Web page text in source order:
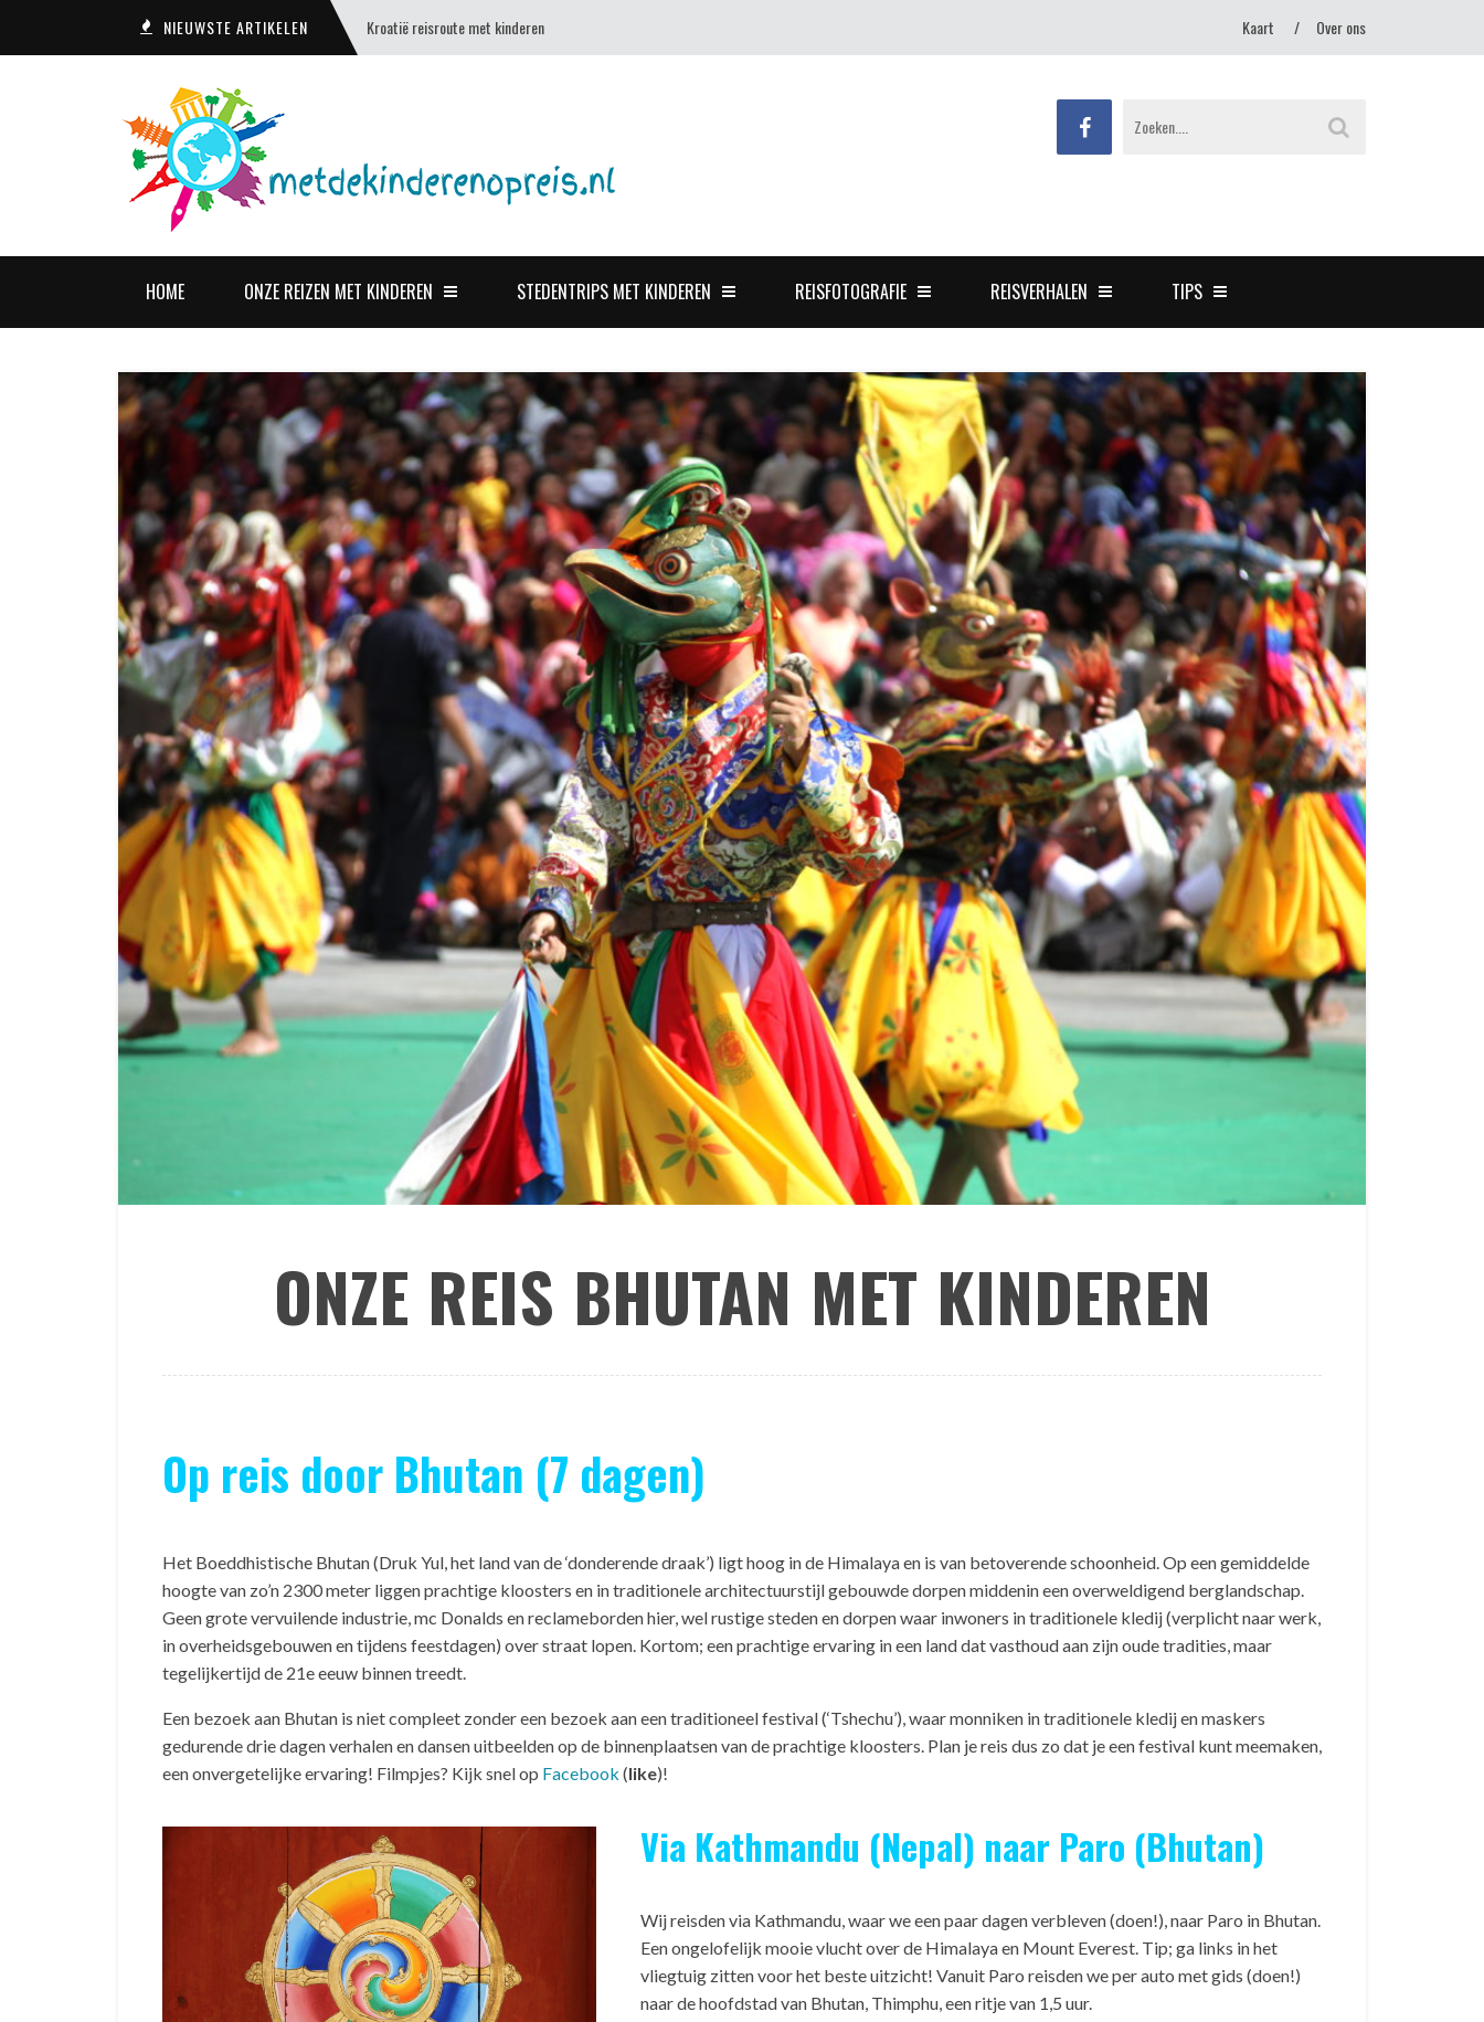
NIEUWSTE ARTIKELEN Kroatië reisroute met kinderen Kaart Over ons
HOME ONZE REIZEN MET KINDEREN STEDENTRIPS MET KINDEREN REISFOTOGRAFIE REISVERHALEN TIPS
ONZE REIS BHUTAN MET KINDEREN
Op reis door Bhutan (7 dagen)
Het Boeddhistische Bhutan (Druk Yul, het land van de ‘donderende draak’) ligt hoog in de Himalaya en is van betoverende schoonheid. Op een gemiddelde
hoogte van zo’n 2300 meter liggen prachtige kloosters en in traditionele architectuurstijl gebouwde dorpen middenin een overweldigend berglandschap.
Geen grote vervuilende industrie, mc Donalds en reclameborden hier, wel rustige steden en dorpen waar inwoners in traditionele kledij (verplicht naar werk,
in overheidsgebouwen en tijdens feestdagen) over straat lopen. Kortom; een prachtige ervaring in een land dat vasthoud aan zijn oude tradities, maar
tegelijkertijd de 21e eeuw binnen treedt.
Een bezoek aan Bhutan is niet compleet zonder een bezoek aan een traditioneel festival (‘Tshechu’), waar monniken in traditionele kledij en maskers
gedurende drie dagen verhalen en dansen uitbeelden op de binnenplaatsen van de prachtige kloosters. Plan je reis dus zo dat je een festival kunt meemaken,
een onvergetelijke ervaring! Filmpjes? Kijk snel op Facebook (like)!
Via Kathmandu (Nepal) naar Paro (Bhutan)
Wij reisden via Kathmandu, waar we een paar dagen verbleven (doen!), naar Paro in Bhutan.
Een ongelofelijk mooie vlucht over de Himalaya en Mount Everest. Tip; ga links in het
vliegtuig zitten voor het beste uitzicht! Vanuit Paro reisden we per auto met gids (doen!)
naar de hoofdstad van Bhutan, Thimphu, een ritje van 1,5 uur.